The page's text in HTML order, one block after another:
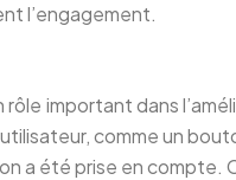
l’engagement.
important dans
comme un
a été prise en